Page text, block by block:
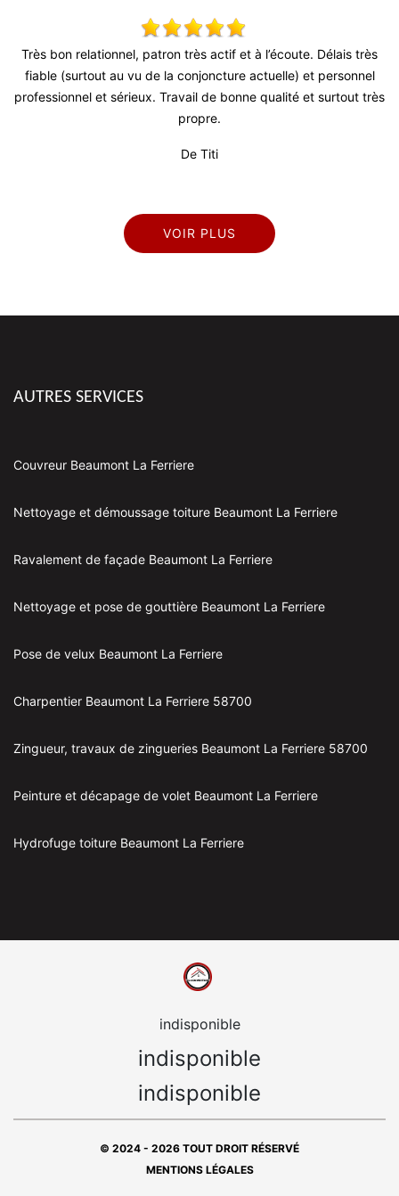
Très bon relationnel, patron très actif et à l’écoute. Délais très
fiable (surtout au vu de la conjoncture actuelle) et personnel
professionnel et sérieux. Travail de bonne qualité et surtout très
propre.
De Titi
VOIR PLUS
AUTRES SERVICES
Couvreur Beaumont La Ferriere
Nettoyage et démoussage toiture Beaumont La Ferriere
Ravalement de façade Beaumont La Ferriere
Nettoyage et pose de gouttière Beaumont La Ferriere
Pose de velux Beaumont La Ferriere
Charpentier Beaumont La Ferriere 58700
Zingueur, travaux de zingueries Beaumont La Ferriere 58700
Peinture et décapage de volet Beaumont La Ferriere
Hydrofuge toiture Beaumont La Ferriere
indisponible
indisponible
indisponible
© 2024 - 2026 TOUT DROIT RÉSERVÉ
MENTIONS LÉGALES